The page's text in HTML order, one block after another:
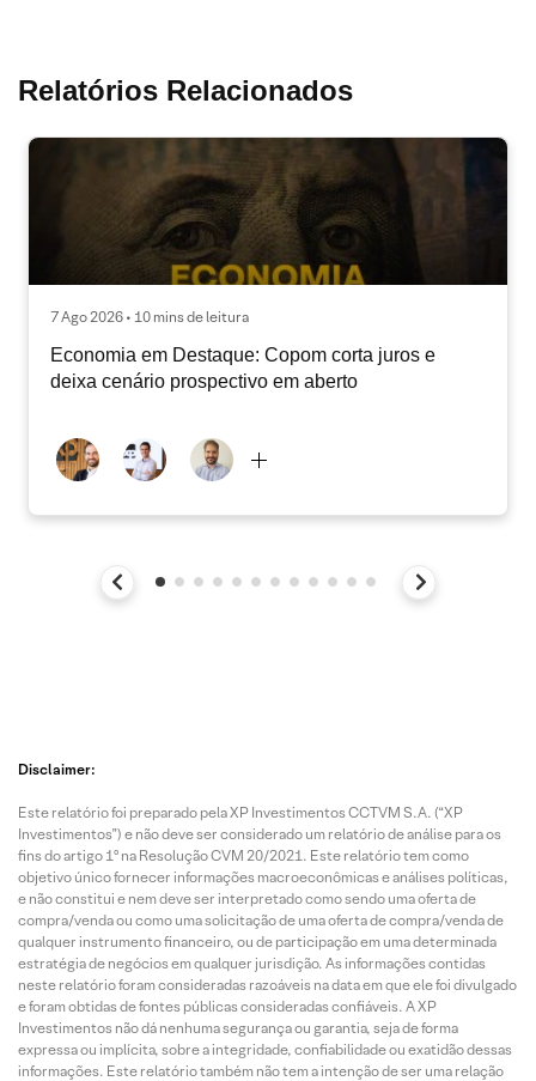
Relatórios Relacionados
7 Ago 2026 • 10 mins de leitura
Economia em Destaque: Copom corta juros e
deixa cenário prospectivo em aberto
Disclaimer:
Este relatório foi preparado pela XP Investimentos CCTVM S.A. (“XP
Investimentos”) e não deve ser considerado um relatório de análise para os
fins do artigo 1º na Resolução CVM 20/2021. Este relatório tem como
objetivo único fornecer informações macroeconômicas e análises políticas,
e não constitui e nem deve ser interpretado como sendo uma oferta de
compra/venda ou como uma solicitação de uma oferta de compra/venda de
qualquer instrumento financeiro, ou de participação em uma determinada
estratégia de negócios em qualquer jurisdição. As informações contidas
neste relatório foram consideradas razoáveis na data em que ele foi divulgado
e foram obtidas de fontes públicas consideradas confiáveis. A XP
Investimentos não dá nenhuma segurança ou garantia, seja de forma
expressa ou implícita, sobre a integridade, confiabilidade ou exatidão dessas
informações. Este relatório também não tem a intenção de ser uma relação